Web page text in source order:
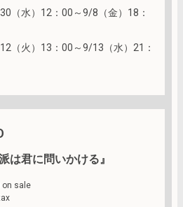
（水）12：00～9/8（金）18：
（火）13：00～9/13（水）21：
は君に問いかける』
on sale